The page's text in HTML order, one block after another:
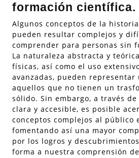
formación científica.
Algunos conceptos de la
pueden resultar complejos y
comprender para personas sin
La naturaleza abstracta y
físicas, así como el uso
avanzadas, pueden representar
aquellos que no tienen un
sólido. Sin embargo, a través
clara y accesible, es posible
conceptos complejos al público
fomentando así una mayor
por los logros y
forma a nuestra comprensión